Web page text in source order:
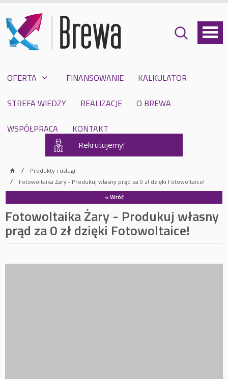
OFERTA FINANSOWANIE KALKULATOR
STREFA WIEDZY REALIZACJE O BREWA
WSPÓŁPRACA KONTAKT
Rekrutujemy!
Produkty i usługi
Fotowoltaika Żary - Produkuj własny prąd za 0 zł dzięki Fotowoltaice!
« Wróć
Fotowoltaika Żary - Produkuj własny
prąd za 0 zł dzięki Fotowoltaice!